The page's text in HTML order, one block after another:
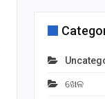
ଖେଳ